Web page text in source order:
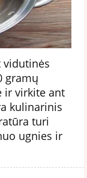
vidutinės
gramų
ir virkite ant
kulinarinis
turi
ugnies ir